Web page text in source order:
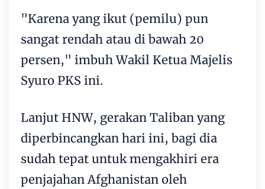
"Karena yang ikut (pemilu) pun
sangat rendah atau di bawah 20
persen," imbuh Wakil Ketua Majelis
Syuro PKS ini.
Lanjut HNW, gerakan Taliban yang
diperbincangkan hari ini, bagi dia
sudah tepat untuk mengakhiri era
penjajahan Afghanistan oleh